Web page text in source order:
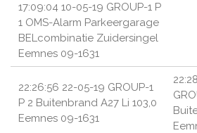
17:09:04 10-05-19 GROUP-1 P
1 OMS-Alarm Parkeergarage
BELcombinatie Zuidersingel
Eemnes 09-1631
22:26:56 22-05-19 GROUP-1
P 2 Buitenbrand A27 Li 103,0
Eemnes 09-1631